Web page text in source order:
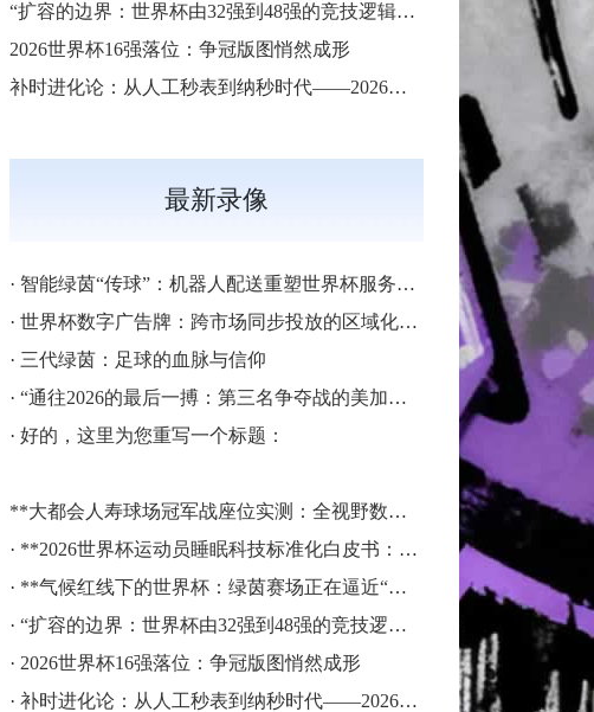
“扩容的边界：世界杯由32强到48强的竞技逻辑与体系重塑”
2026世界杯16强落位：争冠版图悄然成形
补时进化论：从人工秒表到纳秒时代——2026世界杯计时规则展望
最新录像
· 智能绿茵“传球”：机器人配送重塑世界杯服务标杆
· 世界杯数字广告牌：跨市场同步投放的区域化定制方案
· 三代绿茵：足球的血脉与信仰
· “通往2026的最后一搏：第三名争夺战的美加墨门票生死局”
· 好的，这里为您重写一个标题：
**大都会人寿球场冠军战座位实测：全视野数据解析与等级精准评估**
· **2026世界杯运动员睡眠科技标准化白皮书：智能穿戴监测标准与认证体系框架**
· **气候红线下的世界杯：绿茵赛场正在逼近“不可承受之热”**
· “扩容的边界：世界杯由32强到48强的竞技逻辑与体系重塑”
· 2026世界杯16强落位：争冠版图悄然成形
· 补时进化论：从人工秒表到纳秒时代——2026世界杯计时规则展望